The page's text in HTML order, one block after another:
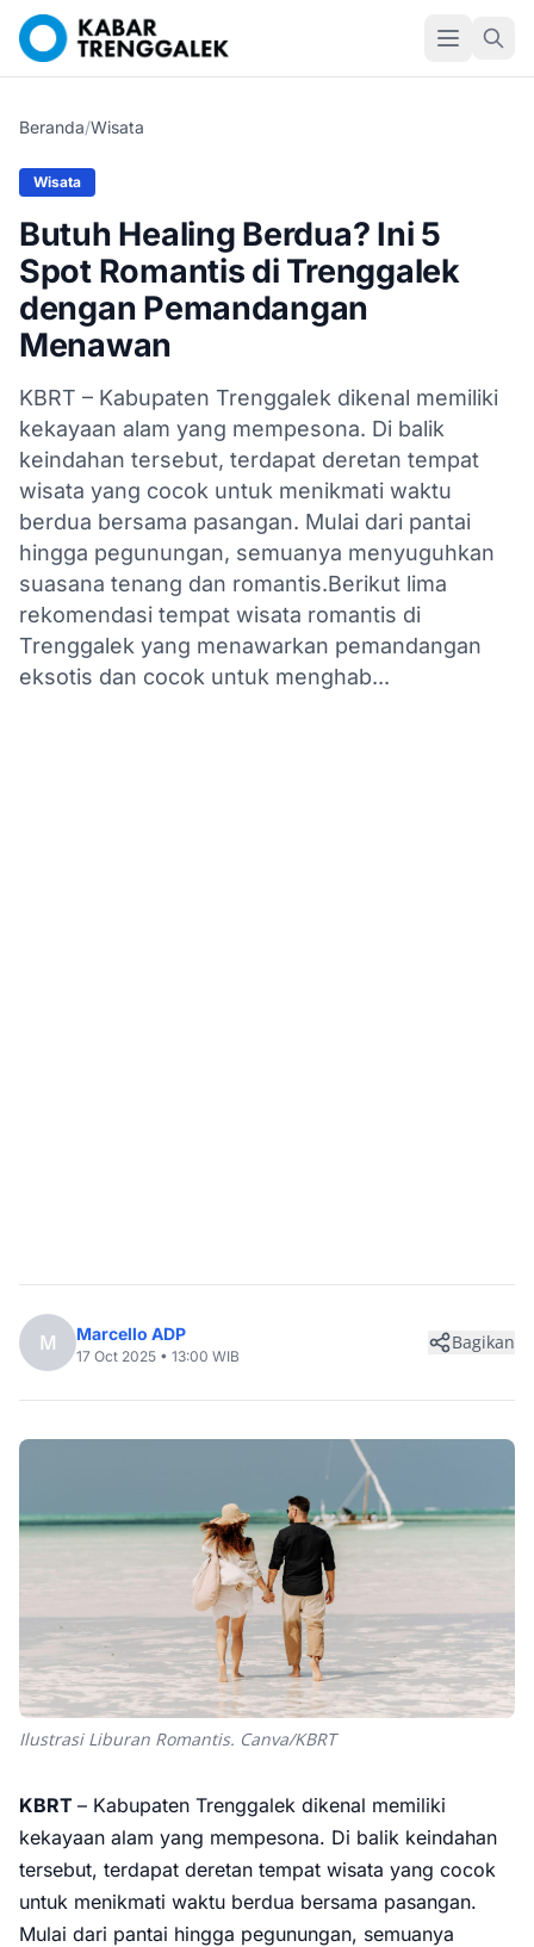
Beranda/Wisata
Wisata
Butuh Healing Berdua? Ini 5
Spot Romantis di Trenggalek
dengan Pemandangan
Menawan
KBRT – Kabupaten Trenggalek dikenal memiliki
kekayaan alam yang mempesona. Di balik
keindahan tersebut, terdapat deretan tempat
wisata yang cocok untuk menikmati waktu
berdua bersama pasangan. Mulai dari pantai
hingga pegunungan, semuanya menyuguhkan
suasana tenang dan romantis.Berikut lima
rekomendasi tempat wisata romantis di
Trenggalek yang menawarkan pemandangan
eksotis dan cocok untuk menghab...
M Marcello ADP
17 Oct 2025 • 13:00 WIB
Bagikan
Ilustrasi Liburan Romantis. Canva/KBRT
KBRT – Kabupaten Trenggalek dikenal memiliki
kekayaan alam yang mempesona. Di balik keindahan
tersebut, terdapat deretan tempat wisata yang cocok
untuk menikmati waktu berdua bersama pasangan.
Mulai dari pantai hingga pegunungan, semuanya